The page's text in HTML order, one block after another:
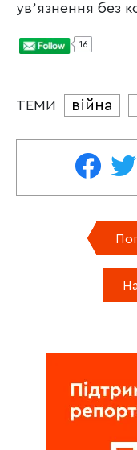
увʼязнення без
16
ТЕМИ війна